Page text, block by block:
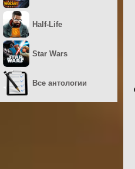
Half-Life
Star Wars
Все антологии